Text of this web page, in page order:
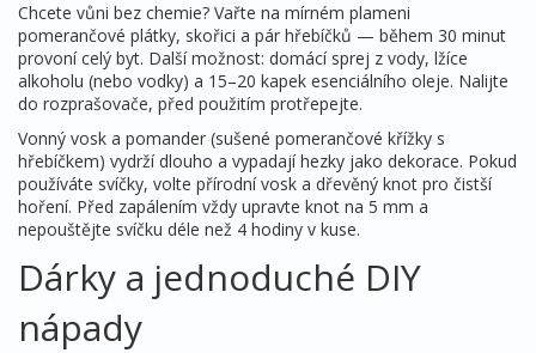
Chcete vůni bez chemie? Vařte na mírném plameni
pomerančové plátky, skořici a pár hřebíčků — během 30 minut
provoní celý byt. Další možnost: domácí sprej z vody, lžíce
alkoholu (nebo vodky) a 15–20 kapek esenciálního oleje. Nalijte
do rozprašovače, před použitím protřepejte.
Vonný vosk a pomander (sušené pomerančové křížky s
hřebíčkem) vydrží dlouho a vypadají hezky jako dekorace. Pokud
používáte svíčky, volte přírodní vosk a dřevěný knot pro čistší
hoření. Před zapálením vždy upravte knot na 5 mm a
nepouštějte svíčku déle než 4 hodiny v kuse.
Dárky a jednoduché DIY
nápady